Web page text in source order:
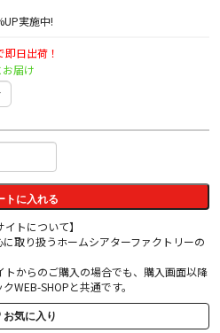
実施中!
日出荷！
届け
トに入れる
トについて】
取り扱うホームシアターファクトリーの
トからのご購入の場合でも、購入画面以降
WEB-SHOPと共通です。
お気に入り